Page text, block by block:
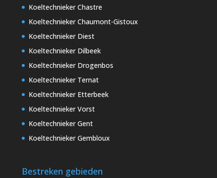
Koeltechnieker Chastre
Koeltechnieker Chaumont-Gistoux
Koeltechnieker Diest
Koeltechnieker Dilbeek
Koeltechnieker Drogenbos
Koeltechnieker Ternat
Koeltechnieker Etterbeek
Koeltechnieker Vorst
Koeltechnieker Gent
Koeltechnieker Gembloux
Bestreken gebieden